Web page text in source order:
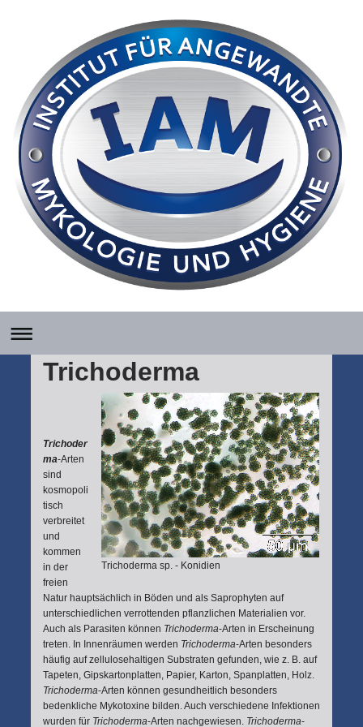
Trichoderma
Trichoderma sp. - Konidien
Trichoder
ma-Arten
sind
kosmopoli
tisch
verbreitet
und
kommen
in der
freien
Natur hauptsächlich in Böden und als Saprophyten auf
unterschiedlichen verrottenden pflanzlichen Materialien vor.
Auch als Parasiten können Trichoderma-Arten in Erscheinung
treten. In Innenräumen werden Trichoderma-Arten besonders
häufig auf zellulosehaltigen Substraten gefunden, wie z. B. auf
Tapeten, Gipskartonplatten, Papier, Karton, Spanplatten, Holz.
Trichoderma-Arten können gesundheitlich besonders
bedenkliche Mykotoxine bilden. Auch verschiedene Infektionen
wurden für Trichoderma-Arten nachgewiesen. Trichoderma-